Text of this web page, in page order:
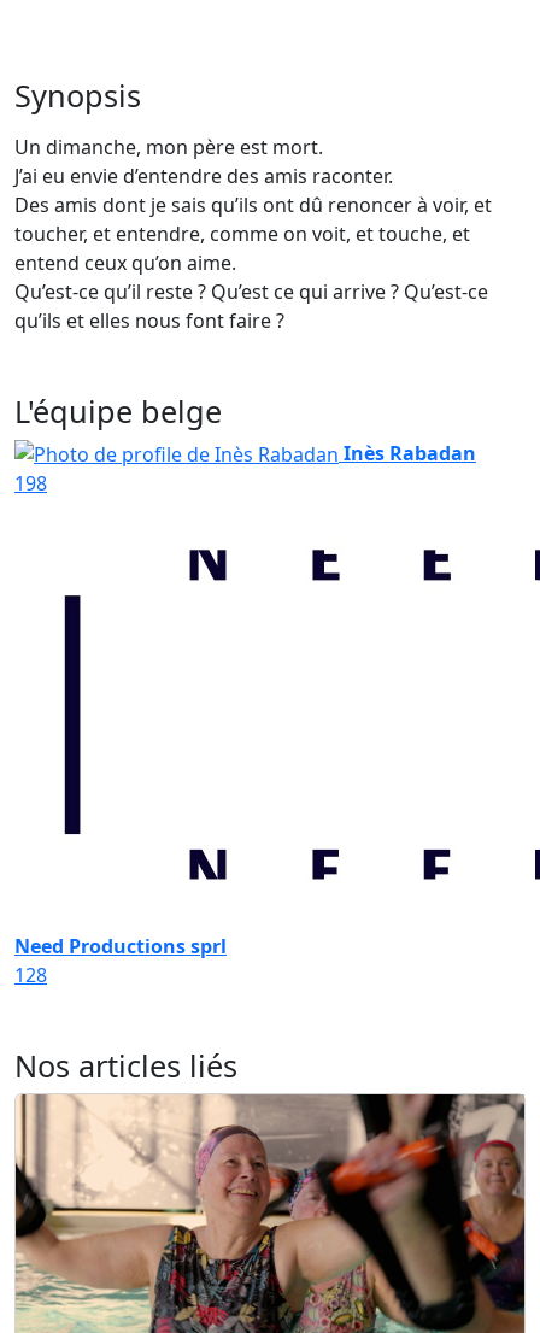
Synopsis
Un dimanche, mon père est mort.
J’ai eu envie d’entendre des amis raconter.
Des amis dont je sais qu’ils ont dû renoncer à voir, et
toucher, et entendre, comme on voit, et touche, et
entend ceux qu’on aime.
Qu’est-ce qu’il reste ? Qu’est ce qui arrive ? Qu’est-ce
qu’ils et elles nous font faire ?
L'équipe belge
Inès Rabadan
198
Need Productions sprl
128
Nos articles liés